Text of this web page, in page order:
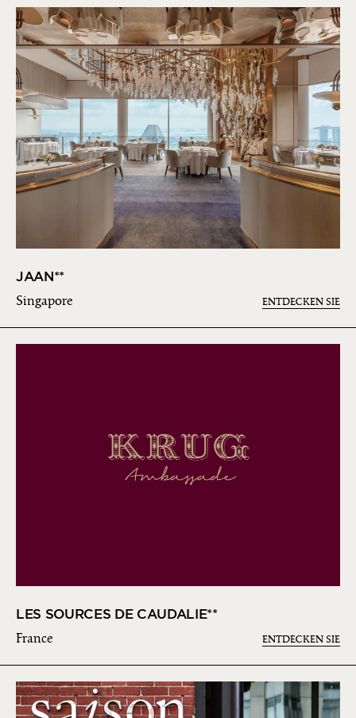
JAAN**
Singapore ENTDECKEN SIE
LES SOURCES DE CAUDALIE**
France ENTDECKEN SIE